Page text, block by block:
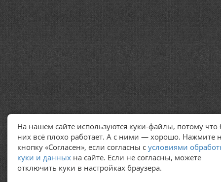
На нашем сайте используются куки-файлы, потому что
них всё плохо работает. А с ними — хорошо. Нажмите
кнопку «Согласен», если согласны с условиями
куки и данных на сайте. Если не согласны, можете
отключить куки в настройках браузера.